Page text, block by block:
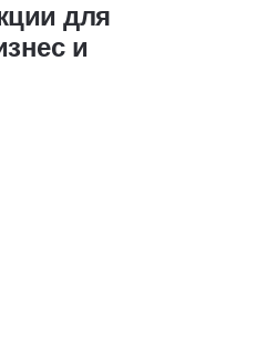
для
и